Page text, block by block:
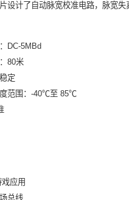
设计了自动脉宽校准电路，脉宽失
DC-5MBd
80米
定
范围：-40℃至 85℃
应用
总线